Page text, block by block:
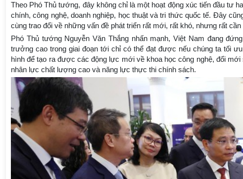
Theo Phó Thủ tướng, đây không chỉ là một hoạt động xúc tiến đầu tư
chính, công nghệ, doanh nghiệp, học thuật và tri thức quốc tế. Đây
cùng trao đổi về những vấn đề phát triển rất mới, rất khó, nhưng rất
Phó Thủ tướng Nguyễn Văn Thắng nhấn mạnh, Việt Nam đang
trưởng cao trong giai đoạn tới chỉ có thể đạt được nếu chúng ta tối
hình để tạo ra được các động lực mới về khoa học công nghệ, đổi
nhân lực chất lượng cao và năng lực thực thi chính sách.